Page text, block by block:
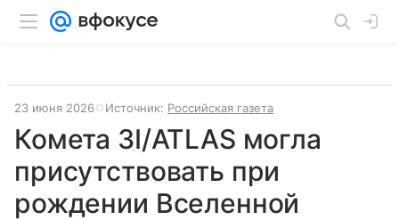
23 июня 2026 Источник: Российская газета
Комета 3I/ATLAS могла
присутствовать при
рождении Вселенной